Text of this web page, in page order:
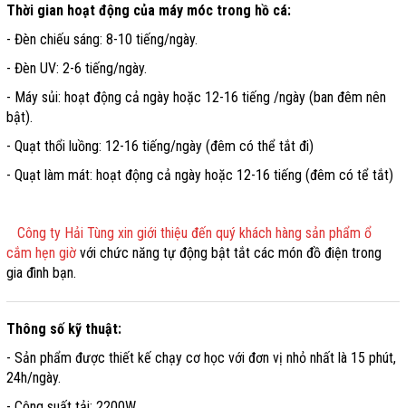
Thời gian hoạt động của máy móc trong hồ cá:
- Đèn chiếu sáng: 8-10 tiếng/ngày.
- Đèn UV: 2-6 tiếng/ngày.
- Máy sủi: hoạt động cả ngày hoặc 12-16 tiếng /ngày (ban đêm nên
bật).
- Quạt thổi luồng: 12-16 tiếng/ngày (đêm có thể tắt đi)
- Quạt làm mát: hoạt động cả ngày hoặc 12-16 tiếng (đêm có tể tắt)
Công ty Hải Tùng xin giới thiệu đến quý khách hàng sản phẩm ổ
cắm hẹn giờ với chức năng tự động bật tắt các món đồ điện trong
gia đình bạn.
Thông số kỹ thuật:
- Sản phẩm được thiết kế chạy cơ học với đơn vị nhỏ nhất là 15 phút,
24h/ngày.